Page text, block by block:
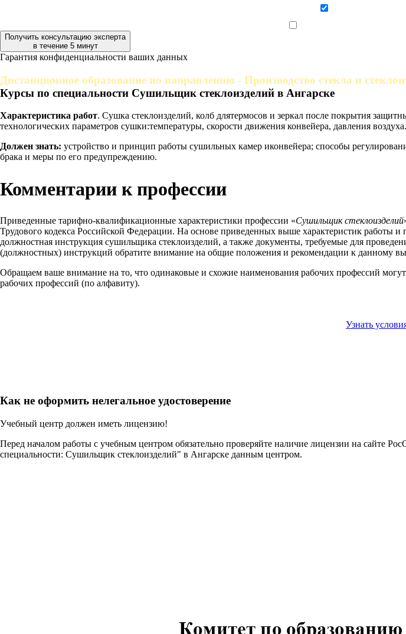
Получить консультацию эксперта
в течение 5 минут
Гарантия конфиденциальности ваших данных
Дистанционное образование по направлению - Производство стекла и
Курсы по специальности Сушильщик стеклоизделий в Ангарске
Характеристика работ. Сушка стеклоизделий, колб длятермосов и зеркал после покрытия
технологических параметров сушки:температуры, скорости движения конвейера, давления
Должен знать: устройство и принцип работы сушильных камер иконвейера; способы
брака и меры по его предупреждению.
Комментарии к профессии
Приведенные тарифно-квалификационные характеристики профессии «Сушильщик стеклоизделий
Трудового кодекса Российской Федерации. На основе приведенных выше характеристик работы
должностная инструкция сушильщика стеклоизделий, а также документы, требуемые для
(должностных) инструкций обратите внимание на общие положения и рекомендации к данному
Обращаем ваше внимание на то, что одинаковые и схожие наименования рабочих профессий
рабочих профессий (по алфавиту).
Узнать
Как не оформить нелегальное удостоверение
Учебный центр должен иметь лицензию!
Перед началом работы с учебным центром обязательно проверяйте наличие лицензии на сайте
специальности: Сушильщик стеклоизделий" в Ангарске данным центром.